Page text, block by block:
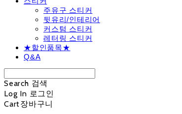
주유구 스티커
뒷유리/인테리어
커스텀 스티커
레터링 스티커
★할인품목★
Q&A
Search 검색
Log In 로그인
Cart장바구니